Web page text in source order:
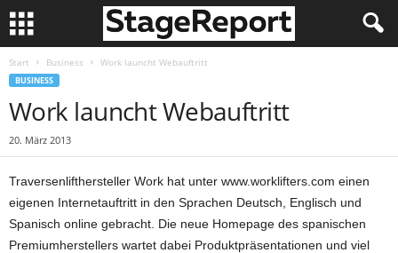
Start Business Work launcht Webauftritt
BUSINESS
Work launcht Webauftritt
20. März 2013
Traversenlifthersteller Work hat unter www.worklifters.com einen
eigenen Internetauftritt in den Sprachen Deutsch, Englisch und
Spanisch online gebracht. Die neue Homepage des spanischen
Premiumherstellers wartet dabei Produktpräsentationen und viel